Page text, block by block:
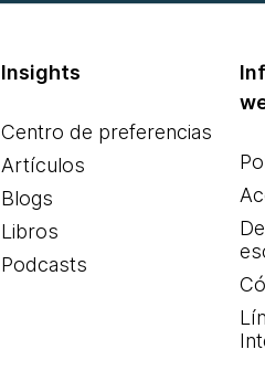
Insights
Centro de preferencias
Artículos
Blogs
Libros
Podcasts